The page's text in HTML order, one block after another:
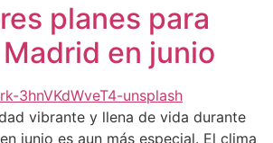
planes para
en junio
vibrante y llena de vida durante
junio es aun más especial. El clima